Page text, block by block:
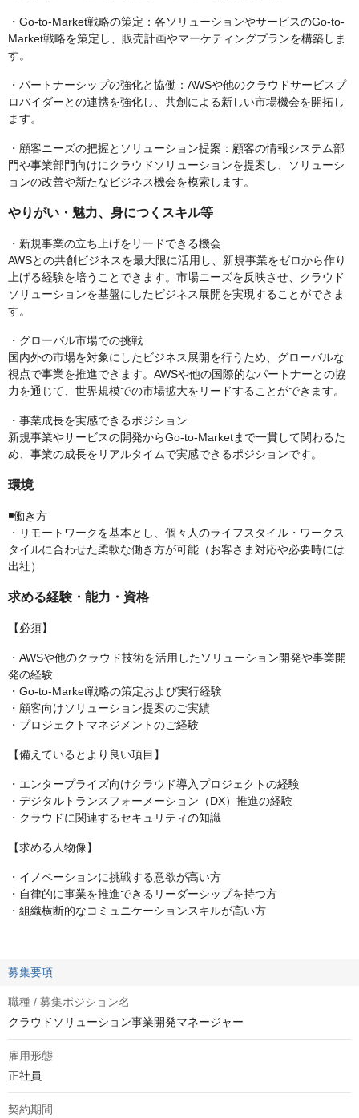
・Go-to-Market戦略の策定：各ソリューションやサービスのGo-to-
Market戦略を策定し、販売計画やマーケティングプランを構築しま
す。
・パートナーシップの強化と協働：AWSや他のクラウドサービスプ
ロバイダーとの連携を強化し、共創による新しい市場機会を開拓し
ます。
・顧客ニーズの把握とソリューション提案：顧客の情報システム部
門や事業部門向けにクラウドソリューションを提案し、ソリューシ
ョンの改善や新たなビジネス機会を模索します。
やりがい・魅力、身につくスキル等
・新規事業の立ち上げをリードできる機会
AWSとの共創ビジネスを最大限に活用し、新規事業をゼロから作り
上げる経験を培うことできます。市場ニーズを反映させ、クラウド
ソリューションを基盤にしたビジネス展開を実現することができま
す。
・グローバル市場での挑戦
国内外の市場を対象にしたビジネス展開を行うため、グローバルな
視点で事業を推進できます。AWSや他の国際的なパートナーとの協
力を通じて、世界規模での市場拡大をリードすることができます。
・事業成長を実感できるポジション
新規事業やサービスの開発からGo-to-Marketまで一貫して関わるた
め、事業の成長をリアルタイムで実感できるポジションです。
環境
◾️働き方
・リモートワークを基本とし、個々人のライフスタイル・ワークス
タイルに合わせた柔軟な働き方が可能（お客さま対応や必要時には
出社）
求める経験・能力・資格
【必須】
・AWSや他のクラウド技術を活用したソリューション開発や事業開
発の経験
・Go-to-Market戦略の策定および実行経験
・顧客向けソリューション提案のご実績
・プロジェクトマネジメントのご経験
【備えているとより良い項目】
・エンタープライズ向けクラウド導入プロジェクトの経験
・デジタルトランスフォーメーション（DX）推進の経験
・クラウドに関連するセキュリティの知識
【求める人物像】
・イノベーションに挑戦する意欲が高い方
・自律的に事業を推進できるリーダーシップを持つ方
・組織横断的なコミュニケーションスキルが高い方
募集要項
職種 / 募集ポジション名
クラウドソリューション事業開発マネージャー
雇用形態
正社員
契約期間